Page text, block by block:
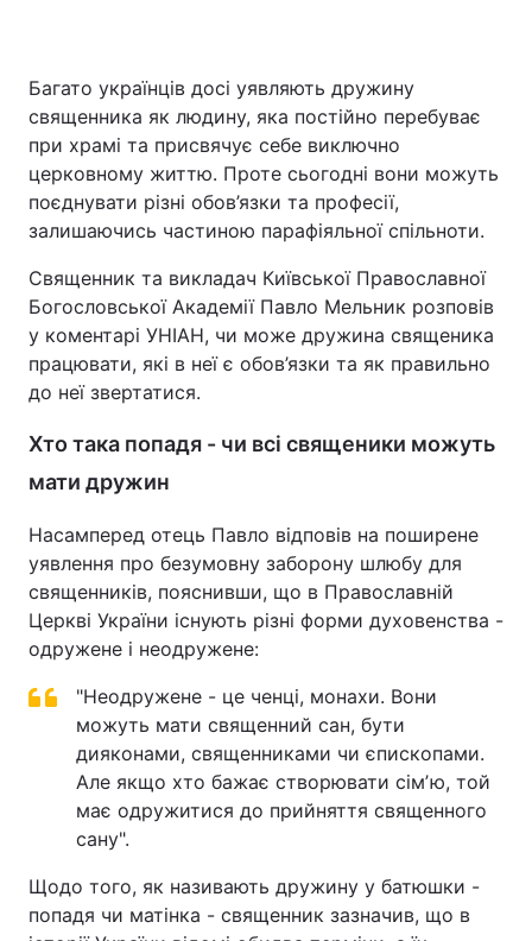
Багато українців досі уявляють дружину
священника як людину, яка постійно перебуває
при храмі та присвячує себе виключно
церковному життю. Проте сьогодні вони можуть
поєднувати різні обов’язки та професії,
залишаючись частиною парафіяльної спільноти.
Священник та викладач Київської Православної
Богословської Академії Павло Мельник розповів
у коментарі УНІАН, чи може дружина священика
працювати, які в неї є обов’язки та як правильно
до неї звертатися.
Хто така попадя - чи всі священики можуть
мати дружин
Насамперед отець Павло відповів на поширене
уявлення про безумовну заборону шлюбу для
священників, пояснивши, що в Православній
Церкві України існують різні форми духовенства -
одружене і неодружене:
"Неодружене - це ченці, монахи. Вони
можуть мати священний сан, бути
дияконами, священниками чи єпископами.
Але якщо хто бажає створювати сімʼю, той
має одружитися до прийняття священного
сану".
Щодо того, як називають дружину у батюшки -
попадя чи матінка - священник зазначив, що в